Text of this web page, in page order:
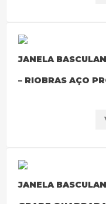
JANELA
– RIOBRAS AÇO
JANELA